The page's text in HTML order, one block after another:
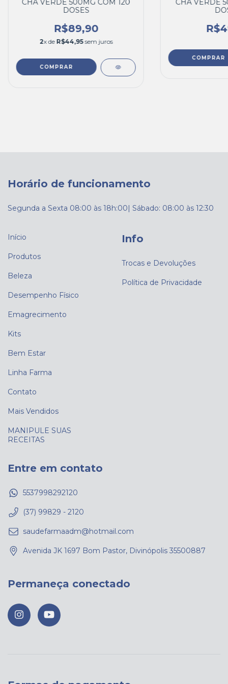
CHÁ VERDE 500MG COM 120
DOSES
R$89,90
2x de R$44,95sem juros
CHÁ VERDE
Horário de funcionamento
Segunda a Sexta 08:00 às 18h:00| Sábado: 08:00 às 12:30
Início
Produtos
Beleza
Desempenho Físico
Emagrecimento
Kits
Bem Estar
Linha Farma
Contato
Mais Vendidos
MANIPULE SUAS
RECEITAS
Info
Trocas e Devoluções
Política de Privacidade
Entre em contato
5537998292120
(37) 99829 - 2120
saudefarmaadm@hotmail.com
Avenida JK 1697 Bom Pastor, Divinópolis 35500887
Permaneça conectado